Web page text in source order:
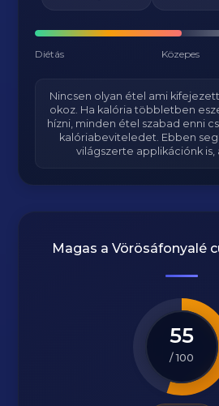
Diétás Közepes
Nincsen olyan étel ami
okoz. Ha kalória többletben
hízni, minden étel szabad enni
kalóriabeviteledet. Ebben
világszerte applikációnk is,
Magas a Vörösáfonyalé
55
/ 100